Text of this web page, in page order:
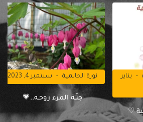
يناير
♡
نورة الحاتمية سبتمبر 4, 2023
جنّـة المرء روحـه..💗